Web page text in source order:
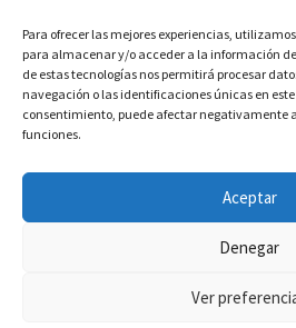
Para ofrecer las mejores experiencias,
para almacenar y/o acceder a la información
de estas tecnologías nos permitirá procesar
navegación o las identificaciones únicas en
consentimiento, puede afectar negativamente
funciones.
Aceptar
Denegar
Ver
Restaurante
INICIO MENÚ DELIVERY
BLOG
Aviso legal
Accesibilidad